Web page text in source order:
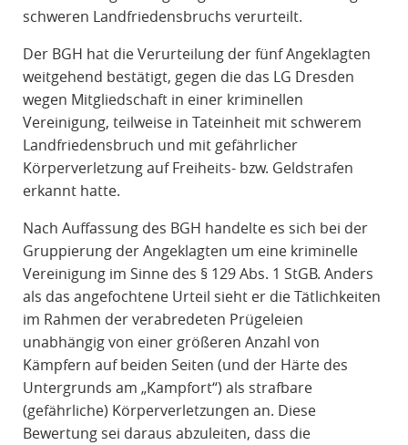
schweren Landfriedensbruchs verurteilt.
Der BGH hat die Verurteilung der fünf Angeklagten
weitgehend bestätigt, gegen die das LG Dresden
wegen Mitgliedschaft in einer kriminellen
Vereinigung, teilweise in Tateinheit mit schwerem
Landfriedensbruch und mit gefährlicher
Körperverletzung auf Freiheits- bzw. Geldstrafen
erkannt hatte.
Nach Auffassung des BGH handelte es sich bei der
Gruppierung der Angeklagten um eine kriminelle
Vereinigung im Sinne des § 129 Abs. 1 StGB. Anders
als das angefochtene Urteil sieht er die Tätlichkeiten
im Rahmen der verabredeten Prügeleien
unabhängig von einer größeren Anzahl von
Kämpfern auf beiden Seiten (und der Härte des
Untergrunds am „Kampfort“) als strafbare
(gefährliche) Körperverletzungen an. Diese
Bewertung sei daraus abzuleiten, dass die